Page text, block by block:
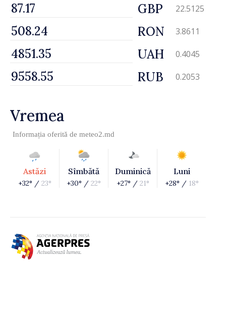
GBP 22.5125
RON 3.8611
UAH 0.4045
RUB 0.2053
Vremea
Informația oferită de meteo2.md
Astăzi
+32° / 23°
Sîmbătă
+30° / 22°
Duminică
+27° / 21°
Luni
+28° / 18°